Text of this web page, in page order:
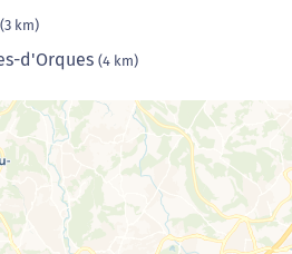
(3 km)
d'Orques (4 km)